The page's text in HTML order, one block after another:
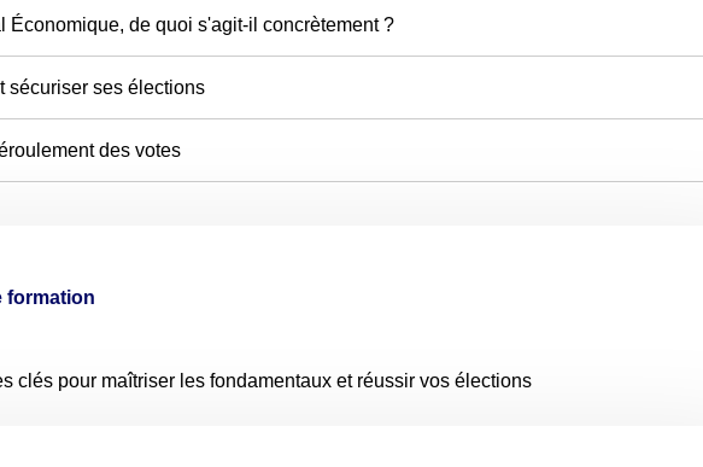
Économique, de quoi s'agit-il concrètement ?
sécuriser ses élections
des votes
formation
clés pour maîtriser les fondamentaux et réussir vos élections